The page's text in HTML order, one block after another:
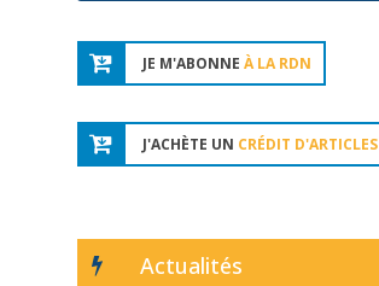
JE M'ABONNE À LA RDN
J'ACHÈTE UN CRÉDIT D'ARTICLES
Actualités